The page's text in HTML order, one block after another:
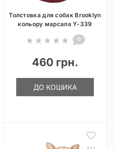
Толстовка для собак Brooklyn
кольору марсала Y-339
0
460 грн.
ДО КОШИКА